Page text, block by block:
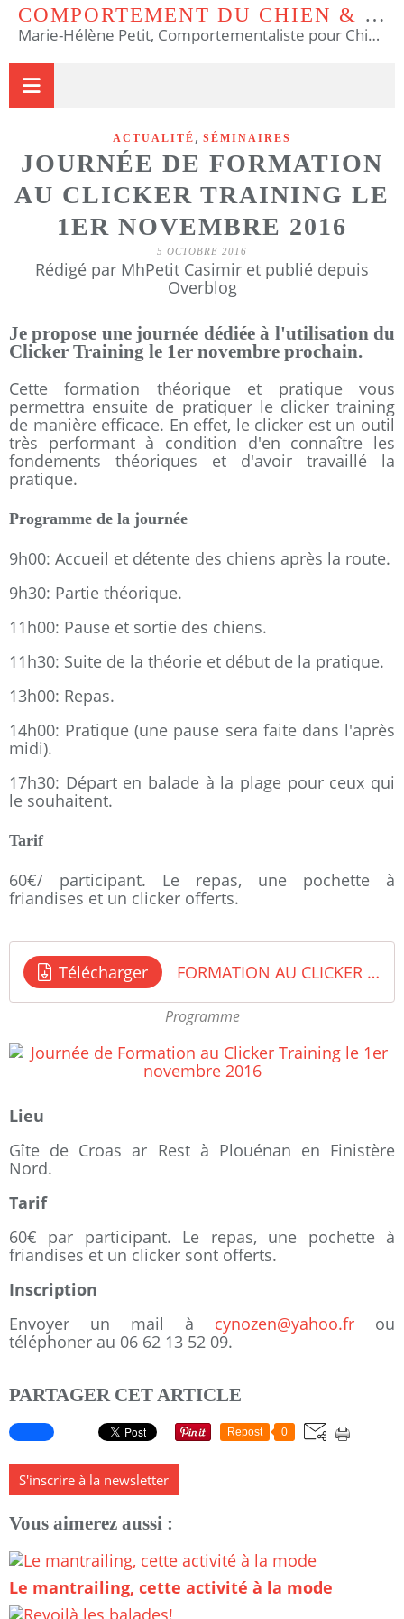
COMPORTEMENT DU CHIEN & DU CHAT
Marie-Hélène Petit, Comportementaliste pour Chiens et Chats & Educateur Canin.
ACTUALITÉ , SÉMINAIRES
JOURNÉE DE FORMATION
AU CLICKER TRAINING LE
1ER NOVEMBRE 2016
5 OCTOBRE 2016
Rédigé par MhPetit Casimir et publié depuis
Overblog
Je propose une journée dédiée à l'utilisation du
Clicker Training le 1er novembre prochain.
Cette formation théorique et pratique vous
permettra ensuite de pratiquer le clicker training
de manière efficace. En effet, le clicker est un outil
très performant à condition d'en connaître les
fondements théoriques et d'avoir travaillé la
pratique.
Programme de la journée
9h00: Accueil et détente des chiens après la route.
9h30: Partie théorique.
11h00: Pause et sortie des chiens.
11h30: Suite de la théorie et début de la pratique.
13h00: Repas.
14h00: Pratique (une pause sera faite dans l'après
midi).
17h30: Départ en balade à la plage pour ceux qui
le souhaitent.
Tarif
60€/ participant. Le repas, une pochette à
friandises et un clicker offerts.
Télécharger FORMATION AU CLICKER TRAINING chez CynoZen
Programme
Lieu
Gîte de Croas ar Rest à Plouénan en Finistère
Nord.
Tarif
60€ par participant. Le repas, une pochette à
friandises et un clicker sont offerts.
Inscription
Envoyer un mail à cynozen@yahoo.fr ou
téléphoner au 06 62 13 52 09.
PARTAGER CET ARTICLE
Repost 0
S'inscrire à la newsletter
Vous aimerez aussi :
Le mantrailing, cette activité à la mode